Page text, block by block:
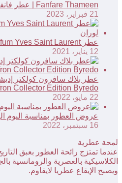
Fanfare Thameen | عطر فانفير من ثمين
21 فبراير، 2023
عطر Y Le Parfum Yves Saint Laurent من إيف سان لوران
12 يناير، 2021
Collector Edition Byredo
22 مايو، 2022
عروض العطور بمناسبة اليوم
16 سبتمبر، 2022
لمحة عطرية
عندما تمتزج رائحة العطور بعبق
الكلاسيكية بالعصرية والرومانسية
ويصبح الإيقاع عطريا لايقاوم.